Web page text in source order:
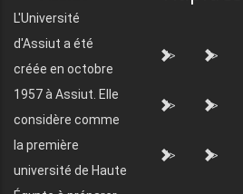
L'Université
d'Assiut a été
créée en octobre
1957 à Assiut. Elle
considère comme
la première
université de Haute
"> ">
"> ">
"> ">